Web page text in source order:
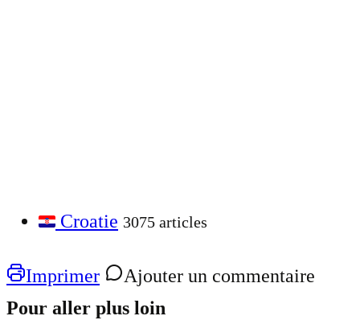
Croatie 3075 articles
Imprimer
Ajouter un commentaire
Pour aller plus loin